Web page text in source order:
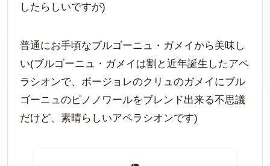
したらしいですが)
普通にお手頃なブルゴーニュ・ガメイから美味し
い(ブルゴーニュ・ガメイは割と近年誕生したアペ
ラシオンで、ボージョレのクリュのガメイにブル
ゴーニュのピノノワールをブレンド出来る不思議
だけど、素晴らしいアペラシオンです)